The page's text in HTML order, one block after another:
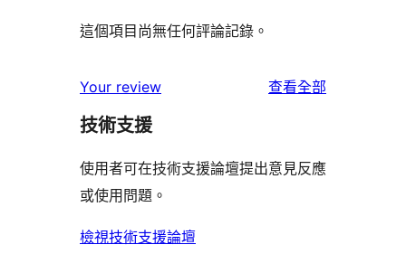
這個項目尚無任何評論記錄。
Your review 查看全部
評
技術支援
使用者可在技術支援論壇提出意見反應
或使用問題。
檢視技術支援論壇